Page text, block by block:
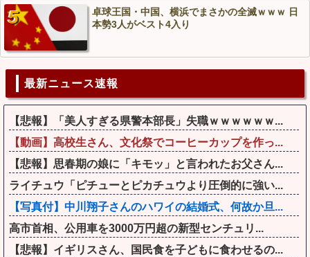
卓球王国・中国、横浜でまさかの全滅ｗｗｗ 日
本勢3人がベスト4入り
最新ニュース速報
【悲報】「美人すぎる県警本部長」失職ｗｗｗｗｗｗ...
【動画】高校生さん、文化祭でコーヒーカップを作っ...
【悲報】思春期の娘に「キモッ」と言われたお父さん...
ライチュウ「ピチューとピカチュウより圧倒的に強い...
【写真付】中川翔子さんのハワイの結婚式、何故か旦...
高市首相、公用車を3000万円超の新型センチュリ...
【悲報】イギリスさん、国民食を子どもに食わせるの...